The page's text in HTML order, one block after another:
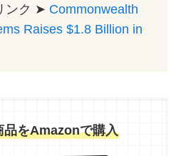
ンク ➤ Commonwealth
Raises $1.8 Billion in
品をAmazonで購入